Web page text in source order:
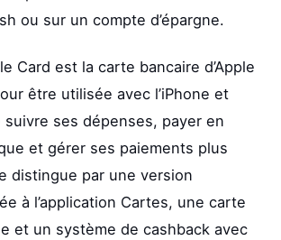
ou sur un compte d’épargne.
Card est la carte bancaire d’Apple
être utilisée avec l’iPhone et
suivre ses dépenses, payer en
et gérer ses paiements plus
distingue par une version
à l’application Cartes, une carte
et un système de cashback avec